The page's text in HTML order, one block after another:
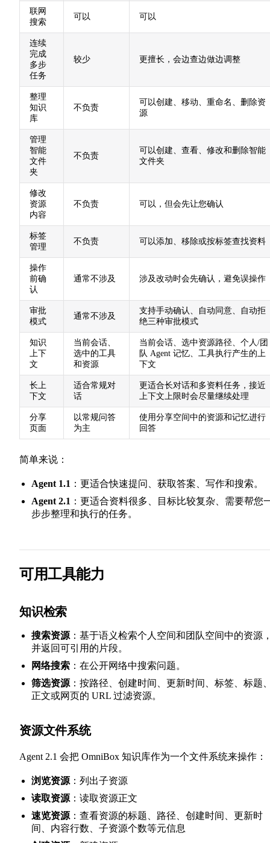
联网
搜索
可以 可以
连续
完成
多步
任务
较少 更擅长，会边查边做边调整
整理
知识
库
不负责
可以创建、移动、重命名、删除资
源
管理
智能
文件
夹
不负责
可以创建、查看、修改和删除智能
文件夹
修改
资源
内容
不负责 可以，但会先让您确认
标签
管理
不负责 可以添加、移除或按标签查找资料
操作
前确
认
通常不涉及 涉及改动时会先确认，避免误操作
审批
模式
通常不涉及
支持手动确认、自动同意、自动拒
绝三种审批模式
知识
上下
文
当前会话、
选中的工具
和资源
当前会话、选中资源路径、个人/团
队 Agent 记忆、工具执行产生的上
下文
长上
下文
适合常规对
话
更适合长对话和多资料任务，接近
上下文上限时会尽量继续处理
分享
页面
以常规问答
为主
使用分享空间中的资源和记忆进行
回答
简单来说：
Agent 1.1 ：更适合快速提问、获取答案、写作和搜索。
Agent 2.1 ：更适合资料很多、目标比较复杂、需要帮您
步步整理和执行的任务。
可用工具能力
知识检索
搜索资源 ：基于语义检索个人空间和团队空间中的资源
并返回可引用的片段。
网络搜索 ：在公开网络中搜索问题。
筛选资源 ：按路径、创建时间、更新时间、标签、标题
正文或网页的 URL 过滤资源。
资源文件系统
Agent 2.1 会把 OmniBox 知识库作为一个文件系统来操作：
浏览资源 ：列出子资源
读取资源 ：读取资源正文
速览资源 ：查看资源的标题、路径、创建时间、更新时
间、内容行数、子资源个数等元信息